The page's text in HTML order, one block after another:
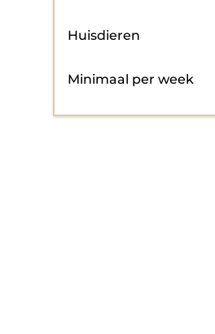
Huisdieren
Minimaal per week